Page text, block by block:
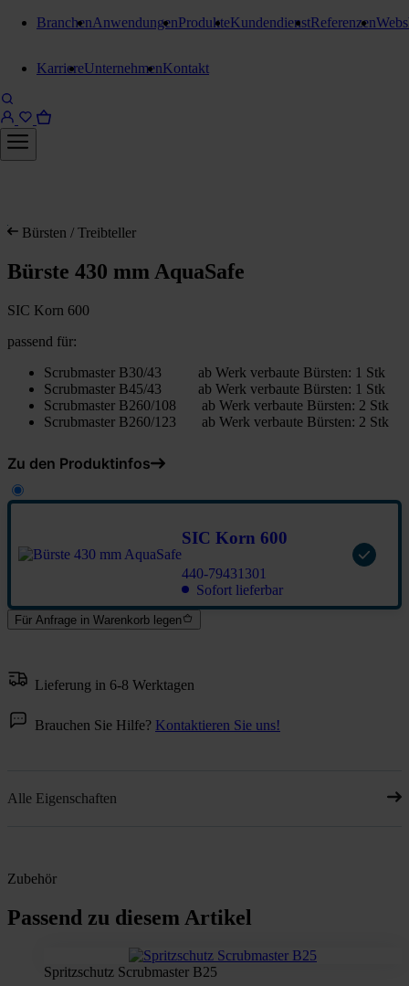
BranchenAnwendungenProdukteKundendienstReferenzen
KarriereUnternehmenKontakt
Bürsten / Treibteller
Bürste 430 mm AquaSafe
SIC Korn 600
passend für:
Scrubmaster B30/43 ab Werk verbaute Bürsten: 1 Stk
Scrubmaster B45/43 ab Werk verbaute Bürsten: 1 Stk
Scrubmaster B260/108 ab Werk verbaute Bürsten: 2 Stk
Scrubmaster B260/123 ab Werk verbaute Bürsten: 2 Stk
Zu den Produktinfos
SIC Korn 600
440-79431301
Sofort lieferbar
Für Anfrage in Warenkorb legen
Lieferung in 6-8 Werktagen
Brauchen Sie Hilfe? Kontaktieren Sie uns!
Alle Eigenschaften
Zubehör
Passend zu diesem Artikel
Spritzschutz Scrubmaster B25